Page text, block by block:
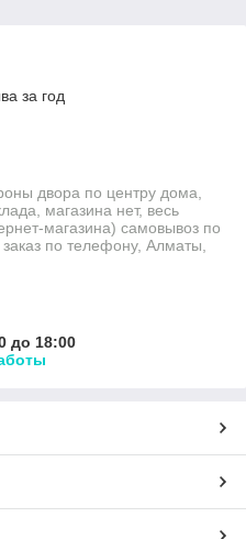
за год
двора по центру дома,
магазина нет, весь
магазина) самовывоз по
по телефону, Алматы,
до 18:00